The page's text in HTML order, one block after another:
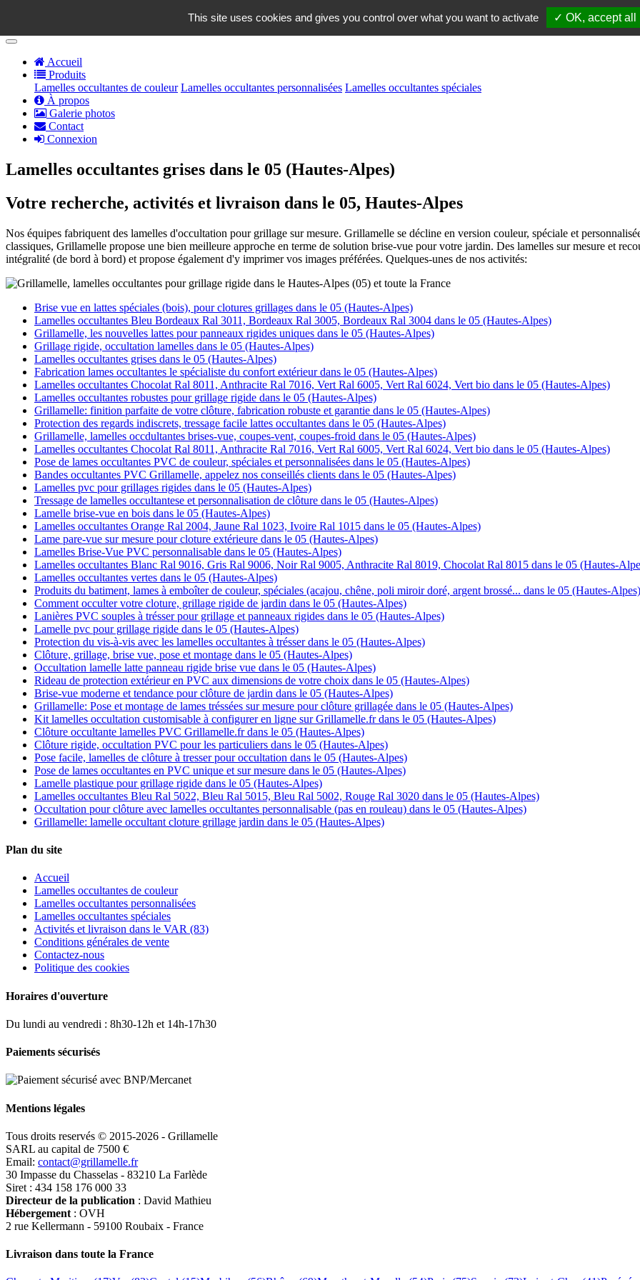
Accueil
Produits
Lamelles occultantes de couleur Lamelles occultantes personnalisées Lamelles occultantes spéciales
À propos
Galerie photos
Contact
Connexion
Lamelles occultantes grises dans le 05 (Hautes-Alpes)
Votre recherche, activités et livraison dans le 05, Hautes-Alpes
Nos équipes fabriquent des lamelles d'occultation pour grillage sur mesure. Grillamelle se décline en version couleur, spéciale et
classiques, Grillamelle propose une bien meilleure approche en terme de solution brise-vue pour votre jardin. Des lamelles sur mesure et
intégralité (de bord à bord) et propose également d'y imprimer vos images préférées. Quelques-unes de nos activités:
Brise vue en lattes spéciales (bois), pour clotures grillages dans le 05 (Hautes-Alpes)
Lamelles occultantes Bleu Bordeaux Ral 3011, Bordeaux Ral 3005, Bordeaux Ral 3004 dans le 05 (Hautes-Alpes)
Grillamelle, les nouvelles lattes pour panneaux rigides uniques dans le 05 (Hautes-Alpes)
Grillage rigide, occultation lamelles dans le 05 (Hautes-Alpes)
Lamelles occultantes grises dans le 05 (Hautes-Alpes)
Fabrication lames occultantes le spécialiste du confort extérieur dans le 05 (Hautes-Alpes)
Lamelles occultantes Chocolat Ral 8011, Anthracite Ral 7016, Vert Ral 6005, Vert Ral 6024, Vert bio dans le 05 (Hautes-Alpes)
Lamelles occultantes robustes pour grillage rigide dans le 05 (Hautes-Alpes)
Grillamelle: finition parfaite de votre clôture, fabrication robuste et garantie dans le 05 (Hautes-Alpes)
Protection des regards indiscrets, tressage facile lattes occultantes dans le 05 (Hautes-Alpes)
Grillamelle, lamelles occdultantes brises-vue, coupes-vent, coupes-froid dans le 05 (Hautes-Alpes)
Lamelles occultantes Chocolat Ral 8011, Anthracite Ral 7016, Vert Ral 6005, Vert Ral 6024, Vert bio dans le 05 (Hautes-Alpes)
Pose de lames occultantes PVC de couleur, spéciales et personnalisées dans le 05 (Hautes-Alpes)
Bandes occultantes PVC Grillamelle, appelez nos conseillés clients dans le 05 (Hautes-Alpes)
Lamelles pvc pour grillages rigides dans le 05 (Hautes-Alpes)
Tressage de lamelles occultantese et personnalisation de clôture dans le 05 (Hautes-Alpes)
Lamelle brise-vue en bois dans le 05 (Hautes-Alpes)
Lamelles occultantes Orange Ral 2004, Jaune Ral 1023, Ivoire Ral 1015 dans le 05 (Hautes-Alpes)
Lame pare-vue sur mesure pour cloture extérieure dans le 05 (Hautes-Alpes)
Lamelles Brise-Vue PVC personnalisable dans le 05 (Hautes-Alpes)
Lamelles occultantes Blanc Ral 9016, Gris Ral 9006, Noir Ral 9005, Anthracite Ral 8019, Chocolat Ral 8015 dans le 05 (Hautes-
Lamelles occultantes vertes dans le 05 (Hautes-Alpes)
Produits du batiment, lames à emboîter de couleur, spéciales (acajou, chêne, poli miroir doré, argent brossé... dans le 05 (Hautes-Alpes)
Comment occulter votre cloture, grillage rigide de jardin dans le 05 (Hautes-Alpes)
Lanières PVC souples à trésser pour grillage et panneaux rigides dans le 05 (Hautes-Alpes)
Lamelle pvc pour grillage rigide dans le 05 (Hautes-Alpes)
Protection du vis-à-vis avec les lamelles occultantes à trésser dans le 05 (Hautes-Alpes)
Clôture, grillage, brise vue, pose et montage dans le 05 (Hautes-Alpes)
Occultation lamelle latte panneau rigide brise vue dans le 05 (Hautes-Alpes)
Rideau de protection extérieur en PVC aux dimensions de votre choix dans le 05 (Hautes-Alpes)
Brise-vue moderne et tendance pour clôture de jardin dans le 05 (Hautes-Alpes)
Grillamelle: Pose et montage de lames tréssées sur mesure pour clôture grillagée dans le 05 (Hautes-Alpes)
Kit lamelles occultation customisable à configurer en ligne sur Grillamelle.fr dans le 05 (Hautes-Alpes)
Clôture occultante lamelles PVC Grillamelle.fr dans le 05 (Hautes-Alpes)
Clôture rigide, occultation PVC pour les particuliers dans le 05 (Hautes-Alpes)
Pose facile, lamelles de clôture à tresser pour occultation dans le 05 (Hautes-Alpes)
Pose de lames occultantes en PVC unique et sur mesure dans le 05 (Hautes-Alpes)
Lamelle plastique pour grillage rigide dans le 05 (Hautes-Alpes)
Lamelles occultantes Bleu Ral 5022, Bleu Ral 5015, Bleu Ral 5002, Rouge Ral 3020 dans le 05 (Hautes-Alpes)
Occultation pour clôture avec lamelles occultantes personnalisable (pas en rouleau) dans le 05 (Hautes-Alpes)
Grillamelle: lamelle occultant cloture grillage jardin dans le 05 (Hautes-Alpes)
Plan du site
Accueil
Lamelles occultantes de couleur
Lamelles occultantes personnalisées
Lamelles occultantes spéciales
Activités et livraison dans le VAR (83)
Conditions générales de vente
Contactez-nous
Politique des cookies
Horaires d'ouverture
Du lundi au vendredi : 8h30-12h et 14h-17h30
Paiements sécurisés
Mentions légales
Tous droits reservés © 2015-2026 - Grillamelle
SARL au capital de 7500 €
Email: contact@grillamelle.fr
30 Impasse du Chasselas - 83210 La Farlède
Siret : 434 158 176 000 33
Directeur de la publication : David Mathieu
Hébergement : OVH
2 rue Kellermann - 59100 Roubaix - France
Livraison dans toute la France
This site uses cookies and gives you control over what you want to activate ✓ OK, accept all